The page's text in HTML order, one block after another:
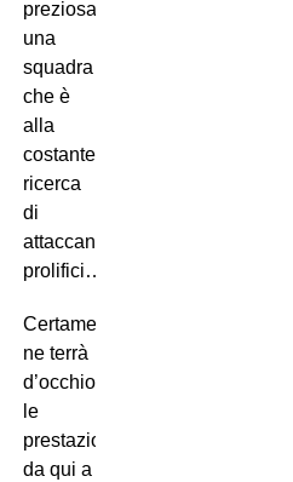
preziosa per
una
squadra
che è
alla
costante
ricerca
di
attaccanti
prolifici…
Certamente
ne terrà
d’occhio
le
prestazioni
da qui a